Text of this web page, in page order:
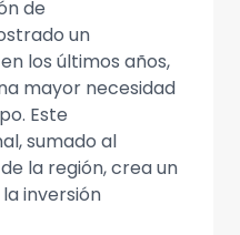
de
un
los últimos años,
mayor necesidad
Este
sumado al
la región, crea un
inversión